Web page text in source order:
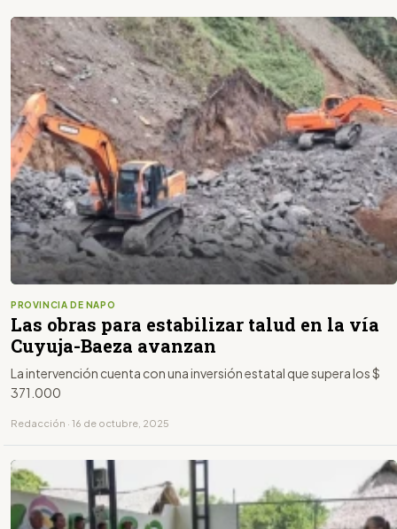
PROVINCIA DE NAPO
Las obras para estabilizar talud en la vía
Cuyuja-Baeza avanzan
La intervención cuenta con una inversión estatal que supera los $
371.000
Redacción · 16 de octubre, 2025